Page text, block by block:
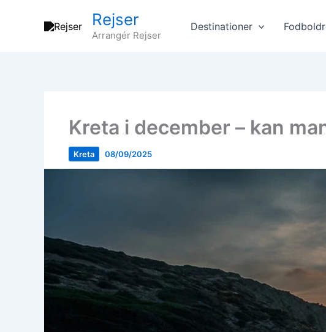
Rejser
Arrangér Rejser
Destinationer
Kreta i december – kan
Kreta 08/09/2025